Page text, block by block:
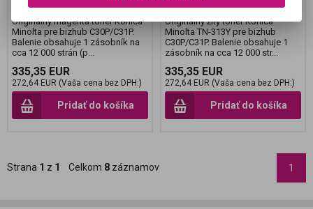
Originálny magenta toner Konica
Minolta pre bizhub C30P/C31P.
Balenie obsahuje 1 zásobník na
cca 12 000 strán (p...
335,35 EUR
272,64 EUR (Vaša cena bez DPH:)
Pridať do košíka
Originálny žltý toner Konica
Minolta TN-313Y pre bizhub
C30P/C31P. Balenie obsahuje 1
zásobník na cca 12 000 str...
335,35 EUR
272,64 EUR (Vaša cena bez DPH:)
Pridať do košíka
Strana 1 z 1 Celkom 8 záznamov 1